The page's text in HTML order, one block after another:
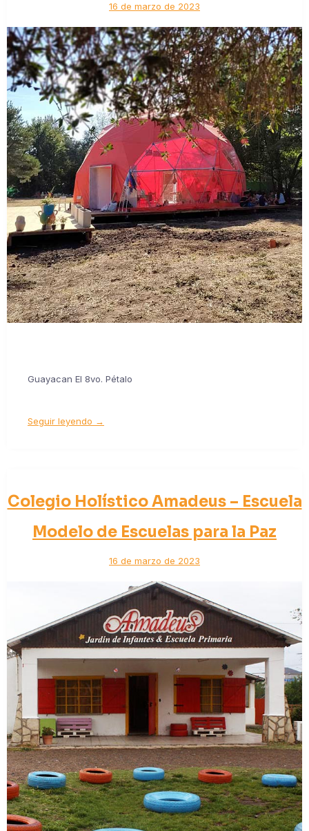
16 de marzo de 2023
Guayacan El 8vo. Pétalo
Seguir leyendo →
Colegio Holístico Amadeus – Escuela
Modelo de Escuelas para la Paz
16 de marzo de 2023